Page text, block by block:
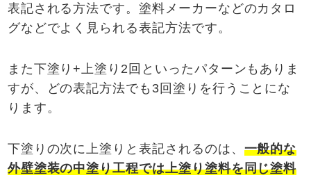
表記される方法です。塗料メーカーなどのカタロ
グなどでよく見られる表記方法です。
また下塗り+上塗り2回といったパターンもありま
すが、どの表記方法でも3回塗りを行うことにな
ります。
下塗りの次に上塗りと表記されるのは、 一般的な
外壁塗装の中塗り工程では上塗り塗料を同じ塗料